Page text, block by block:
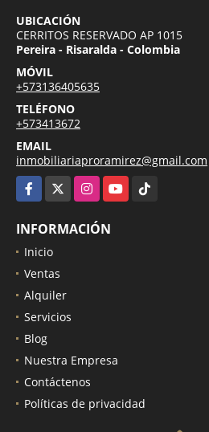
UBICACIÓN
CERRITOS RESERVADO AP 1015
Pereira - Risaralda - Colombia
MÓVIL
+573136405635
TELÉFONO
+573413672
EMAIL
inmobiliariaproramirez@gmail.com
Facebook
InstagramYouTubeTikTok
INFORMACIÓN
Inicio
Ventas
Alquiler
Servicios
Blog
Nuestra Empresa
Contáctenos
Políticas de privacidad